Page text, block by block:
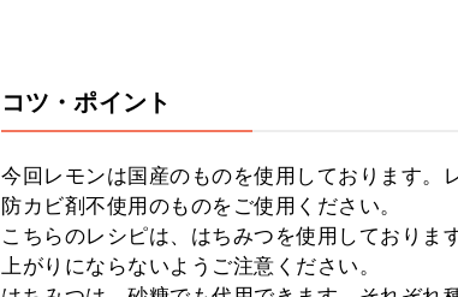
コツ・ポイント
今回レモンは国産のものを使用しております。
防カビ剤不使用のものをご使用ください。
こちらのレシピは、はちみつを使用しておりま
上がりにならないようご注意ください。